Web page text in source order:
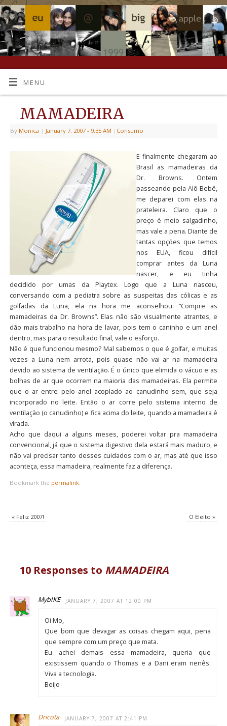
MENU
MAMADEIRA
By Monica | January 7, 2007 - 9:35 AM | Consumo
E finalmente chegaram ao
Brasil as mamadeiras da
Dr. Browns. Ontem
passeando pela Alô Bebê,
me deparei com elas na
prateleira. Claro que o
preço é meio salgadinho,
mas vale a pena. Diante de
tantas opções que temos
nos EUA, ficou difícil
comprar antes da Luna
nascer, e eu tinha
decidido por umas da Playtex. Logo que a Luna nasceu,
conversando com a pediatra sobre as suspeitas das cólicas e as
golfadas da Luna, ela na hora me aconselhou: “Compre as
mamadeiras da Dr. Browns”. Elas não são visualmente atrantes, e
dão mais trabalho na hora de lavar, pois tem o caninho e um anel
dentro, mas para o resultado final, vale o esforço.
Não é que funcionou mesmo? Mal sabemos o que é golfar, e muitas
vezes a Luna nem arrota, pois quase não vai ar na mamadeira
devido ao sistema de ventilação. É o único que elimida o vácuo e as
bolhas de ar que ocorrem na maioria das mamadeiras. Ela permite
que o ar entre pelo anel acoplado ao canudinho sem, que seja
incorporado no leite. Então o ar corre pelo sistema interno de
ventilação (o canudinho) e fica acima do leite, quando a mamadeira é
virada.
Acho que daqui a alguns meses, poderei voltar pra mamadeira
convencional, já que o sistema digestivo dela estará mais maduro, e
não vai precisar tanto desses cuidados com o ar, mas até que isso
aconteça, essa mamadeira, realmente faz a diferença.
Bookmark the permalink.
«Feliz 2007! O Eleito»
10 Responses to MAMADEIRA
MybIKE JANUARY 7, 2007 AT 12:00 PM
Oi Mo,
Que bom que devagar as coisas chegam aqui, pena
que sempre com um preço que mata.
Eu achei demais essa mamadeira, queria que
existissem quando o Thomas e a Dani eram nenês.
Viva a tecnologia.
Beijo
Dricota JANUARY 7, 2007 AT 2:41 PM